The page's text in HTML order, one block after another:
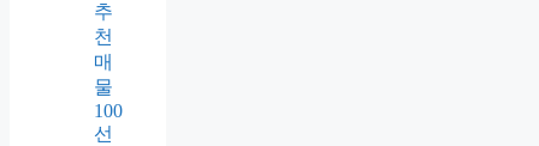
추
천
매
물
100
선